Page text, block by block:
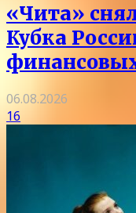
«Чита»
Кубка
06.08.2026
16